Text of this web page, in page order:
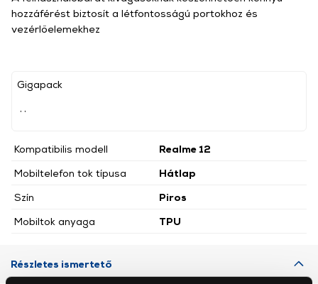
Gigapack
Kompatibilis modell
Realme 12
Mobiltelefon tok típusa
Hátlap
Szín
Piros
Mobiltok anyaga
TPU
hozzáférést biztosít a létfontosságú portokhoz és
vezérlőelemekhez
Részletes ismertető